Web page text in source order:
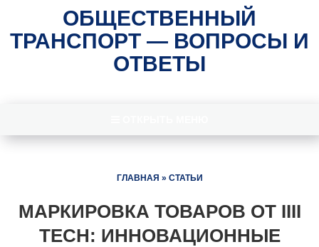
ОБЩЕСТВЕННЫЙ
ТРАНСПОРТ — ВОПРОСЫ И
ОТВЕТЫ
ГЛАВНАЯ » СТАТЬИ
МАРКИРОВКА ТОВАРОВ ОТ IIII
TECH: ИННОВАЦИОННЫЕ